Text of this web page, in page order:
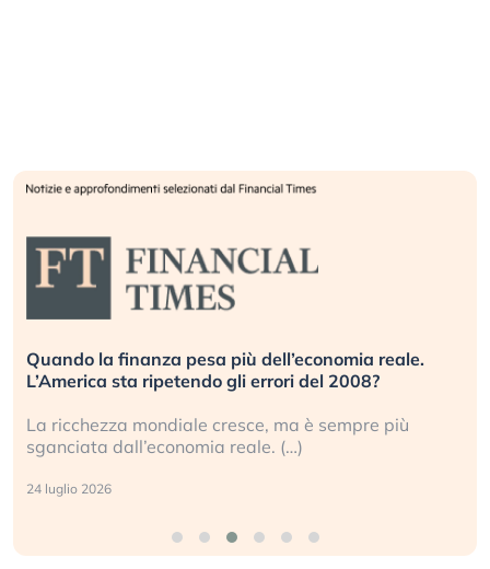
Quando la finanza pesa più dell’economia reale.
L’America sta ripetendo gli errori del 2008?
La ricchezza mondiale cresce, ma è sempre più
sganciata dall’economia reale. (…)
24 luglio 2026